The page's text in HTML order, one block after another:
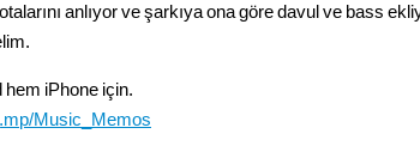
anlıyor ve şarkıya ona göre davul ve bass
iPhone için.
Music_Memos